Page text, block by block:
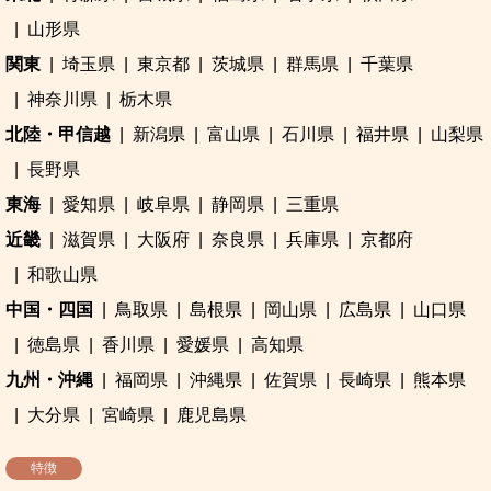
山形県
関東
埼玉県 東京都 茨城県 群馬県
千葉県
神奈川県
栃木県
北陸・甲信越
新潟県 富山県 石川県 福井県
山梨県
長野県
東海
愛知県 岐阜県 静岡県
三重県
近畿
滋賀県 大阪府 奈良県 兵庫県
京都府
和歌山県
中国・四国
鳥取県 島根県 岡山県 広島県
山口県
徳島県
香川県 愛媛県
高知県
九州・沖縄
福岡県 沖縄県 佐賀県 長崎県
熊本県
大分県
宮崎県 鹿児島県
特徴